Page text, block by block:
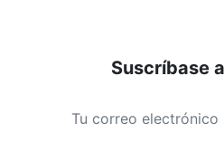
Suscríbase